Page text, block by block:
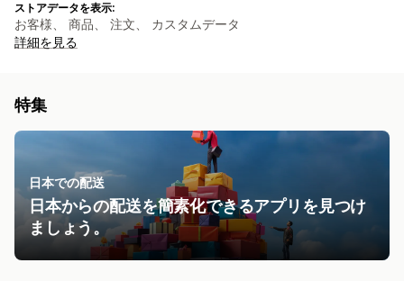
ストアデータを表示:
お客様、 商品、 注文、 カスタムデータ
詳細を見る
特集
日本での配送
日本からの配送を簡素化できるアプリを見つけ
ましょう。